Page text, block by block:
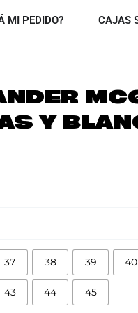
MI PEDIDO? CAJAS
Y
37 38 39 40
43 44 45